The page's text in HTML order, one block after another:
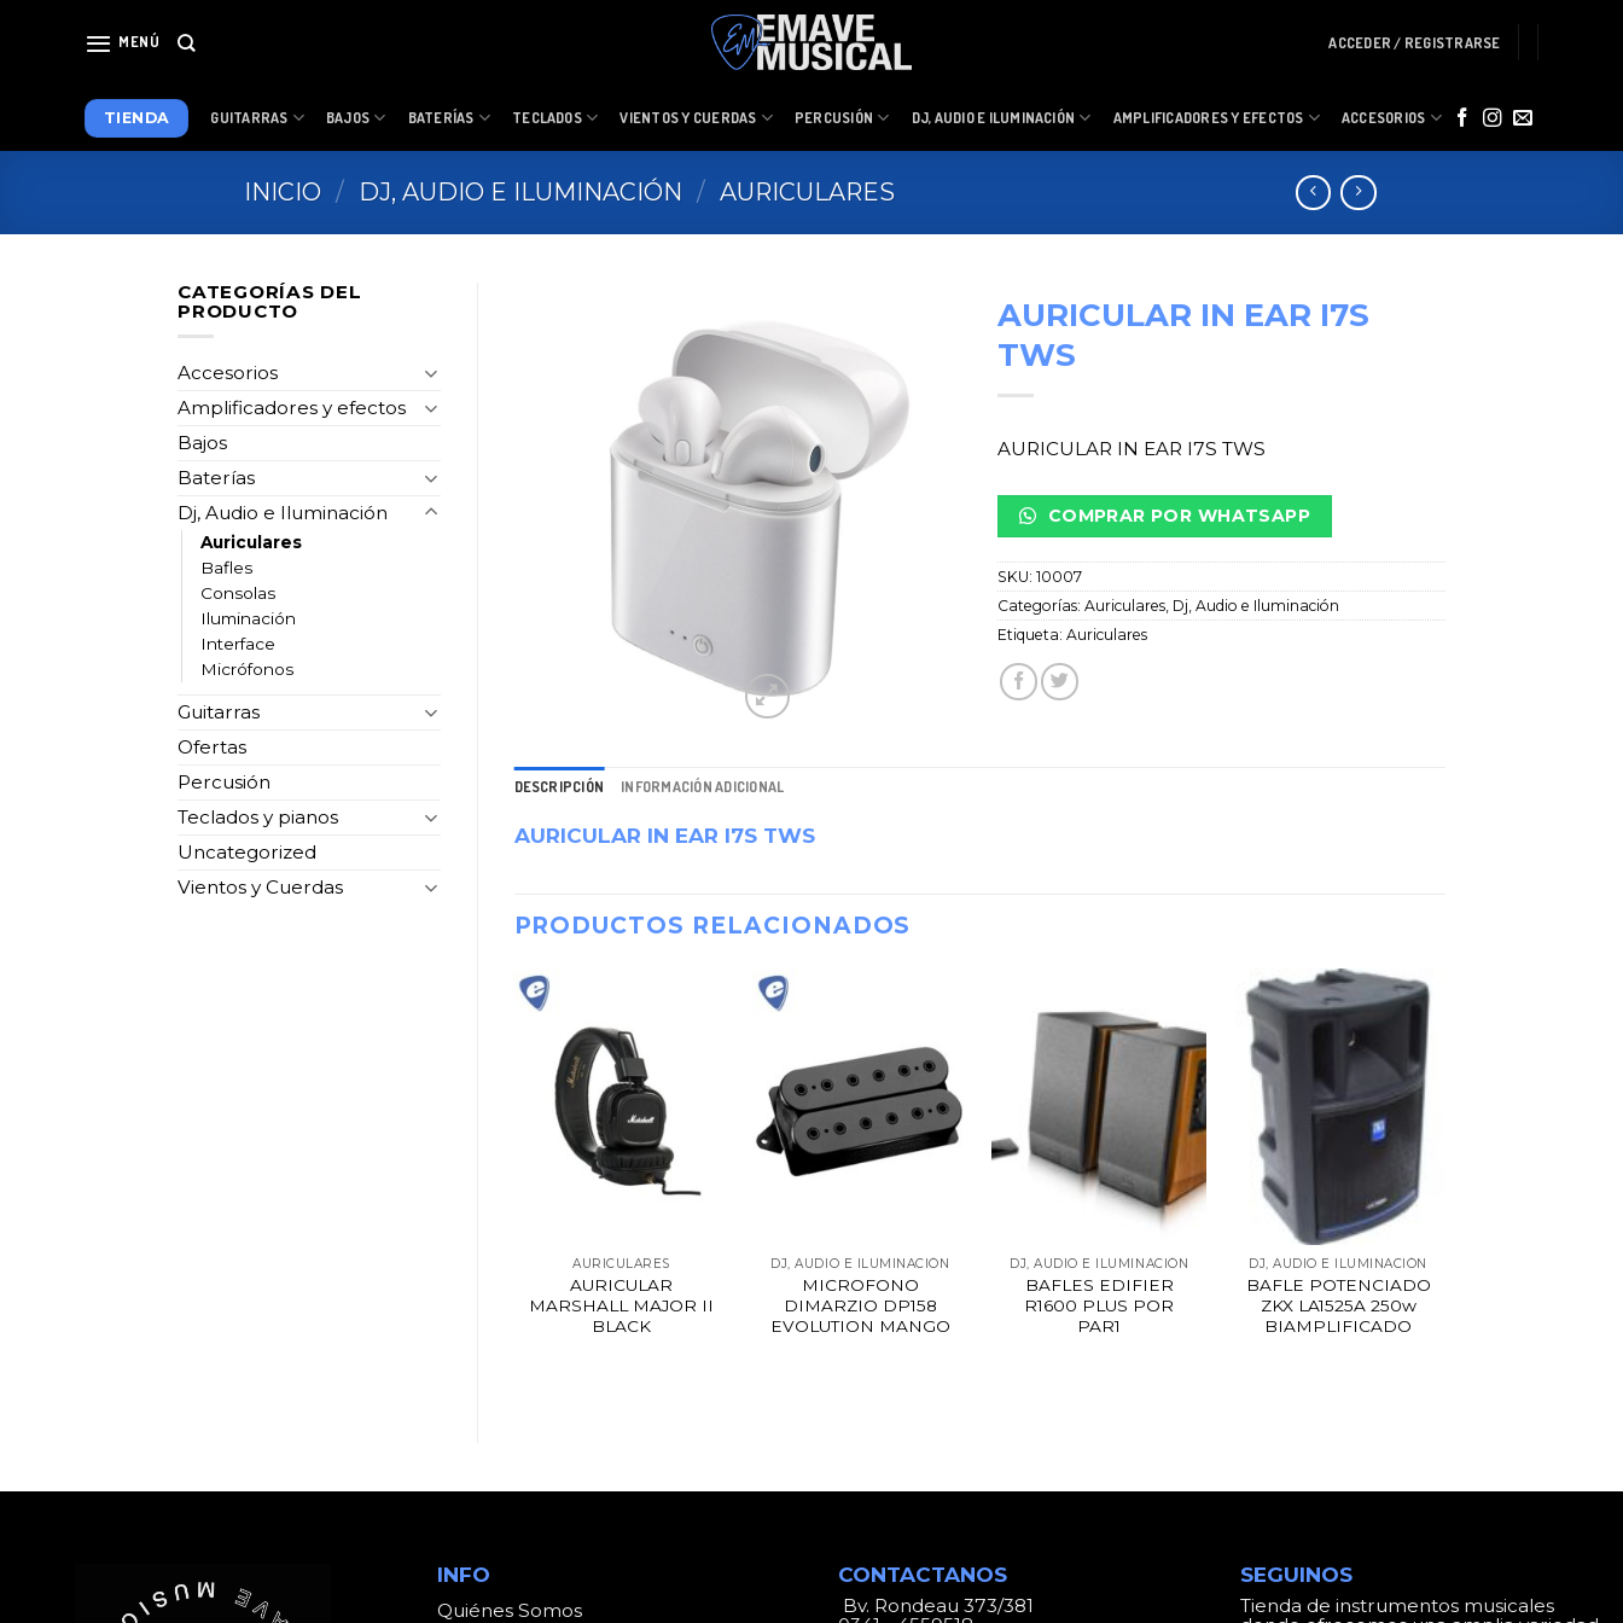
MENÚ ACCEDER / REGISTRARSE
TIENDA GUITARRAS BAJOS BATERÍAS TECLADOS VIENTOS Y CUERDAS PERCUSIÓN DJ, AUDIO E ILUMINACIÓN AMPLIFICADORES Y EFECTOS ACCESORIOS
INICIO / DJ, AUDIO E ILUMINACIÓN / AURICULARES
CATEGORÍAS DEL
PRODUCTO
Accesorios
Amplificadores y efectos
Bajos
Baterías
Dj, Audio e Iluminación
Auriculares
Bafles
Consolas
Iluminación
Interface
Micrófonos
Guitarras
Ofertas
Percusión
Teclados y pianos
Uncategorized
Vientos y Cuerdas
AURICULAR IN EAR I7S
TWS
AURICULAR IN EAR I7S TWS
COMPRAR POR WHATSAPP
SKU:10007
Categorías:Auriculares Dj, Audio e Iluminación
Etiqueta:Auriculares
DESCRIPCIÓN INFORMACIÓN ADICIONAL
AURICULAR IN EAR I7S TWS
PRODUCTOS RELACIONADOS
AURICULARES
AURICULAR
MARSHALL MAJOR II
BLACK
DJ, AUDIO E ILUMINACIÓN
MICROFONO
DIMARZIO DP158
EVOLUTION MANGO
DJ, AUDIO E ILUMINACIÓN
BAFLES EDIFIER
R1600 PLUS POR
PAR1
DJ, AUDIO E ILUMINACIÓN
BAFLE POTENCIADO
ZKX LA1525A 250w
BIAMPLIFICADO
INFO
Quiénes Somos
CONTACTANOS
Bv. Rondeau 373/381
SEGUINOS
Tienda de instrumentos musicales